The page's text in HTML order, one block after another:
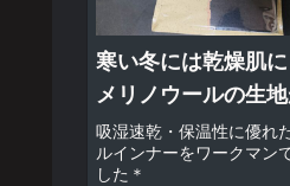
寒い冬には乾燥肌
メリノウールの生
吸湿速乾・保温性に優れ
ルインナーをワークマン
した＊